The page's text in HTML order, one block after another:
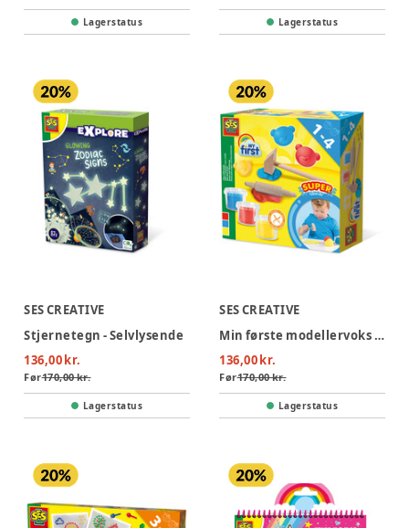
Lagerstatus Lagerstatus
SES CREATIVE
Stjernetegn - Selvlysende
136,00 kr.
Før170,00 kr.
Lagerstatus
SES CREATIVE
Min første modellervoks med værktøj
136,00 kr.
Før170,00 kr.
Lagerstatus